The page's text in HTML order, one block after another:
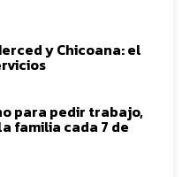
y Chicoana: el
para pedir trabajo,
familia cada 7 de